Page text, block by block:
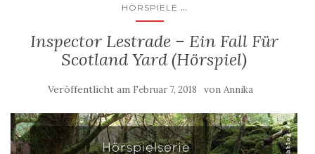
HÖRSPIELE ...
Inspector Lestrade – Ein Fall Für
Scotland Yard (Hörspiel)
Veröffentlicht am Februar 7, 2018 von Annika